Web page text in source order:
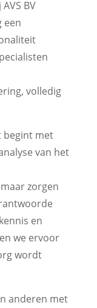
BV
een
volledig
begint met
van het
zorgen
en
we ervoor
wordt
anderen met